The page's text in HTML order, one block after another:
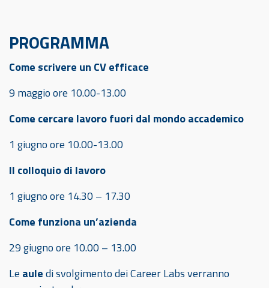
PROGRAMMA
Come scrivere un CV efficace
9 maggio ore 10.00-13.00
Come cercare lavoro fuori dal mondo accademico
1 giugno ore 10.00-13.00
Il colloquio di lavoro
1 giugno ore 14.30 – 17.30
Come funziona un’azienda
29 giugno ore 10.00 – 13.00
Le auledi svolgimento dei Career Labs verranno